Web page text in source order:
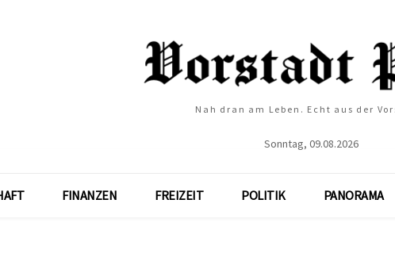
Nah dran am Leben. Echt aus der
Sonntag, 09.08.2026
FINANZEN FREIZEIT POLITIK PANORAMA